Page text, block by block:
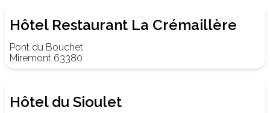
Hôtel Restaurant La Crémaillère
Pont du Bouchet
Miremont 63380
Hôtel du Sioulet